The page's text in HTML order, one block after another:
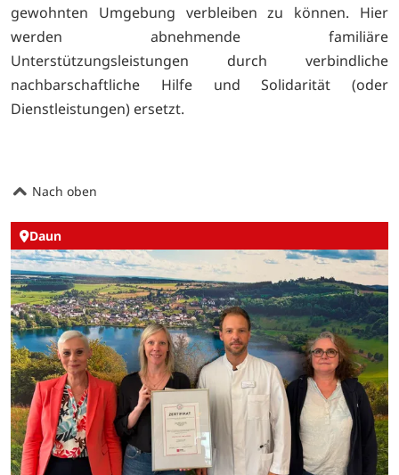
gewohnten Umgebung verbleiben zu können. Hier
werden abnehmende familiäre
Unterstützungsleistungen durch verbindliche
nachbarschaftliche Hilfe und Solidarität (oder
Dienstleistungen) ersetzt.
Nach oben
Daun